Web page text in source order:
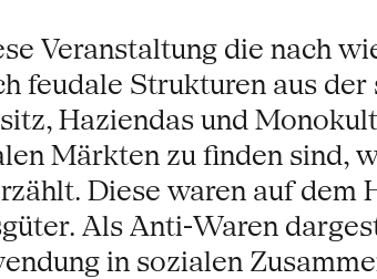
Veranstaltung die nach
feudale Strukturen aus der
Haziendas und
Märkten zu finden sind,
Diese waren auf dem
Als Anti-Waren
in sozialen